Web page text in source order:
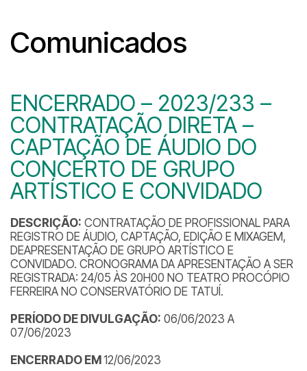
Comunicados
ENCERRADO – 2023/233 –
CONTRATAÇÃO DIRETA –
CAPTAÇÃO DE ÁUDIO DO
CONCERTO DE GRUPO
ARTÍSTICO E CONVIDADO
DESCRIÇÃO: CONTRATAÇÃO DE PROFISSIONAL PARA
REGISTRO DE ÁUDIO, CAPTAÇÃO, EDIÇÃO E MIXAGEM,
DEAPRESENTAÇÃO DE GRUPO ARTÍSTICO E
CONVIDADO. CRONOGRAMA DA APRESENTAÇÃO A SER
REGISTRADA: 24/05 ÀS 20H00 NO TEATRO PROCÓPIO
FERREIRA NO CONSERVATÓRIO DE TATUÍ.
PERÍODO DE DIVULGAÇÃO: 06/06/2023 A
07/06/2023
ENCERRADO EM 12/06/2023